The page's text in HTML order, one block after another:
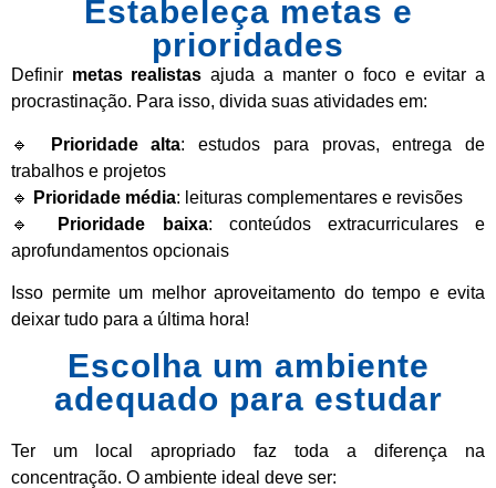
Estabeleça metas e
prioridades
Definir metas realistas ajuda a manter o foco e evitar a
procrastinação. Para isso, divida suas atividades em:
🔹 Prioridade alta: estudos para provas, entrega de
trabalhos e projetos
🔹
Prioridade média: leituras complementares e revisões
🔹
Prioridade baixa: conteúdos extracurriculares e
aprofundamentos opcionais
Isso permite um melhor aproveitamento do tempo e evita
deixar tudo para a última hora!
Escolha um ambiente
adequado para estudar
Ter um local apropriado faz toda a diferença na
concentração. O ambiente ideal deve ser: